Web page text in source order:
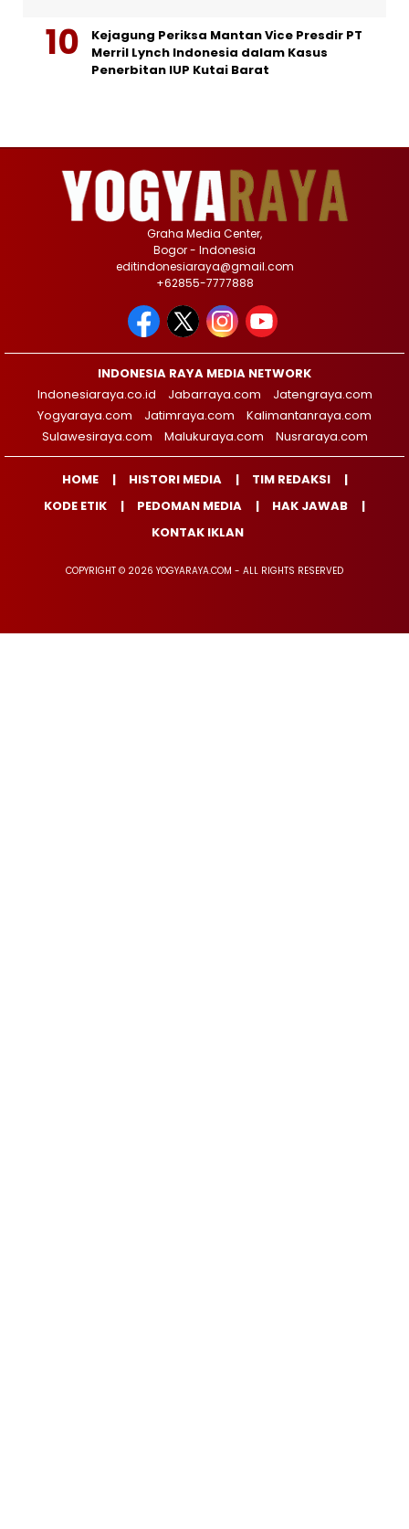
Kejagung Periksa Mantan Vice Presdir PT
Merril Lynch Indonesia dalam Kasus
Penerbitan IUP Kutai Barat
Graha Media Center,
Bogor - Indonesia
editindonesiaraya@gmail.com
+62855-7777888
INDONESIA RAYA MEDIA NETWORK
Indonesiaraya.co.id
Jabarraya.com
Jatengraya.com
Yogyaraya.com
Jatimraya.com
Kalimantanraya.com
Sulawesiraya.com
Malukuraya.com Nusraraya.com
HOME HISTORI MEDIA
TIM REDAKSI
KODE ETIK
PEDOMAN MEDIA
HAK JAWAB
KONTAK IKLAN
COPYRIGHT © 2026 YOGYARAYA.COM - ALL RIGHTS RESERVED